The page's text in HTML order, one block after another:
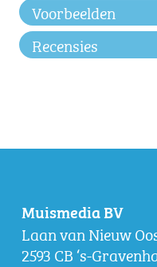
Voorbeelden
Recensies
Muismedia BV
Laan van Nieuw
2593 CB ‘s-